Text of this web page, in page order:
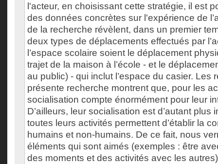
l'acteur, en choisissant cette stratégie, il est
des données concrètes sur l'expérience de
de la recherche révèlent, dans un premier
deux types de déplacements effectués par
l’espace scolaire soient le déplacement
trajet de la maison à l’école - et le
au public) - qui inclut l’espace du casier. Les
présente recherche montrent que, pour les
socialisation compte énormément pour leur
D’ailleurs, leur socialisation est d’autant plus
toutes leurs activités permettent d’établir la
humains et non-humains. De ce fait, nous
éléments qui sont aimés (exemples : être
des moments et des activités avec les